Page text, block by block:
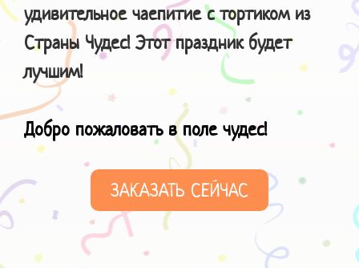
удивительное чаепитие с тортиком из
Страны Чудес! Этот праздник будет
лучшим!
Добро пожаловать в поле чудес!
ЗАКАЗАТЬ СЕЙЧАС